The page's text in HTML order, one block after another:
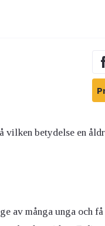
vilken betydelse en
av många unga och